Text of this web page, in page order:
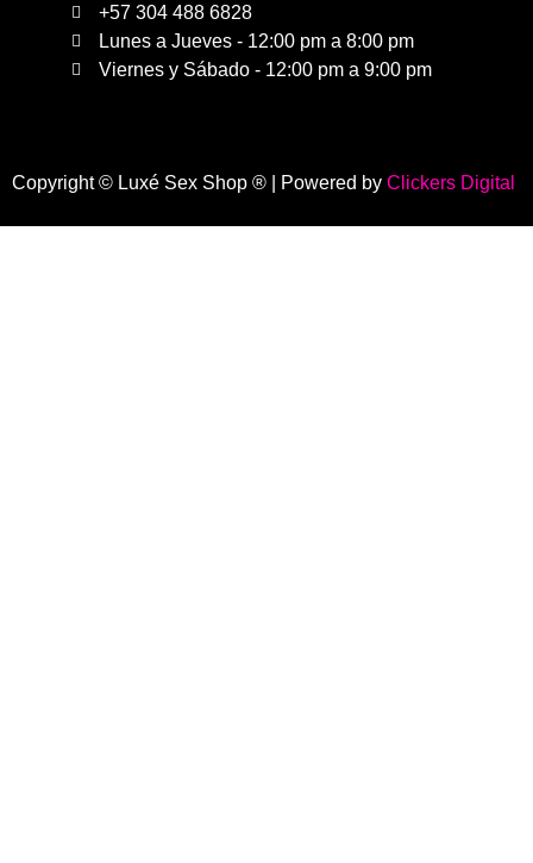
+57 304 488 6828
Lunes a Jueves - 12:00 pm a 8:00 pm
Viernes y Sábado - 12:00 pm a 9:00 pm
Copyright © Luxé Sex Shop ® | Powered by Clickers Digital